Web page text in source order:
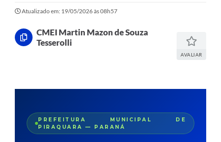
Atualizado em: 19/05/2026 às 08h57
CMEI Martin Mazon de Souza
Tesserolli
AVALIAR
PREFEITURA MUNICIPAL DE
PIRAQUARA — PARANÁ